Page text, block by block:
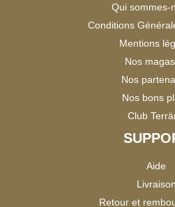
Qui sommes-
Conditions
Mentions
Nos
Nos
Nos bons
Club
Aide
Livraison
Retour et